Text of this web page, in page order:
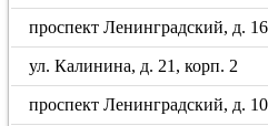
проспект Ленинградский, д.
ул. Калинина, д. 21, корп. 2
проспект Ленинградский, д.